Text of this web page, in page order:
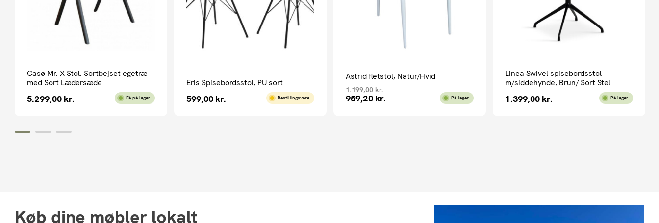
Casø Mr. X Stol. Sortbejset egetræ
med Sort Lædersæde
5.299,00 kr. Få på lager
Eris Spisebordsstol, PU sort
599,00 kr. Bestillingsvare
Astrid fletstol, Natur/Hvid
1.199,00kr.
959,20 kr. På lager
Linea Swivel spisebordsstol
m/siddehynde, Brun/ Sort Stel
1.399,00 kr. På lager
Køb dine møbler lokalt